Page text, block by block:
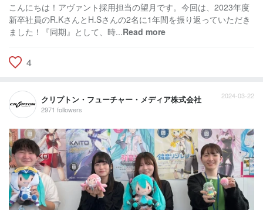
こんにちは！アヴァント採用担当の望月です。今回は、2023年度
新卒社員のR.KさんとH.Sさんの2名に1年間を振り返っていただき
ました！『同期』として、時...Read more
4
クリプトン・フューチャー・メディア株式会社
2971 followers
2024-03-22